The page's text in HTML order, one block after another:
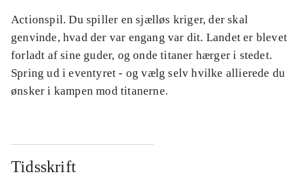
Actionspil. Du spiller en sjælløs kriger, der skal
genvinde, hvad der var engang var dit. Landet er blevet
forladt af sine guder, og onde titaner hærger i stedet.
Spring ud i eventyret - og vælg selv hvilke allierede du
ønsker i kampen mod titanerne.
Tidsskrift